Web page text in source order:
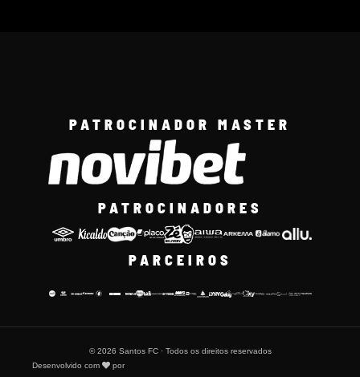
PATROCINADOR MASTER
PATROCINADORES
PARCEIROS
© 2026 Santos FC · Todos os direitos reservados
Desenvolvido com
por